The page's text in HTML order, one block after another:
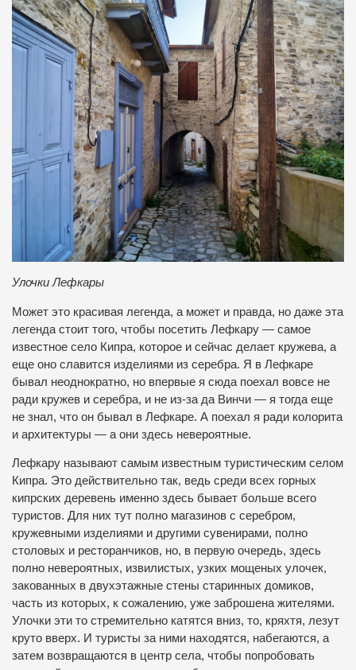
Улочки Лефкары
Может это красивая легенда, а может и правда, но даже эта
легенда стоит того, чтобы посетить Лефкару — самое
известное село Кипра, которое и сейчас делает кружева, а
еще оно славится изделиями из серебра. Я в Лефкаре
бывал неоднократно, но впервые я сюда поехал вовсе не
ради кружев и серебра, и не из-за да Винчи — я тогда еще
не знал, что он бывал в Лефкаре. А поехал я ради колорита
и архитектуры — а они здесь невероятные.
Лефкару называют самым известным туристическим селом
Кипра. Это действительно так, ведь среди всех горных
кипрских деревень именно здесь бывает больше всего
туристов. Для них тут полно магазинов с серебром,
кружевными изделиями и другими сувенирами, полно
столовых и ресторанчиков, но, в первую очередь, здесь
полно невероятных, извилистых, узких мощеных улочек,
закованных в двухэтажные стены старинных домиков,
часть из которых, к сожалению, уже заброшена жителями.
Улочки эти то стремительно катятся вниз, то, кряхтя, лезут
круто вверх. И туристы за ними находятся, набегаются, а
затем возвращаются в центр села, чтобы попробовать